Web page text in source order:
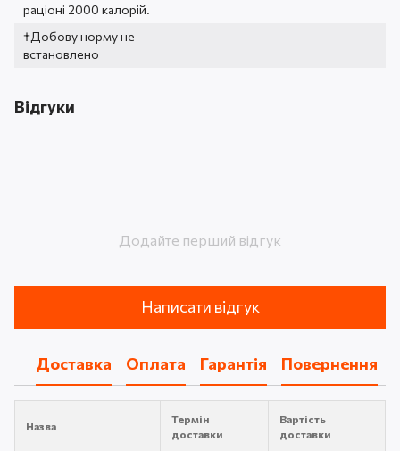
раціоні 2000 калорій.
†Добову норму не
встановлено
Відгуки
Додайте перший відгук
Написати відгук
Доставка Оплата Гарантія Повернення
Назва
Термін
доставки
Вартість
доставки